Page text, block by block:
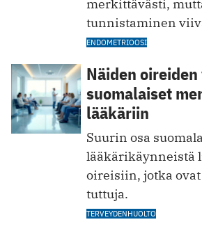
merkittävästi,
tunnistaminen
ENDOMETRIOOSI
Näiden
suomalaiset
lääkäriin
Suurin osa
lääkärikäynneistä
oireisiin, jotka
tuttuja.
TERVEYDENHUOLTO